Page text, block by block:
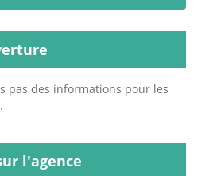
pas des informations pour les
l'agence